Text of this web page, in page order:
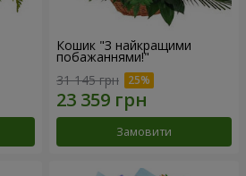
Кошик "З найкращими
побажаннями!"
31 145 грн
Замовити